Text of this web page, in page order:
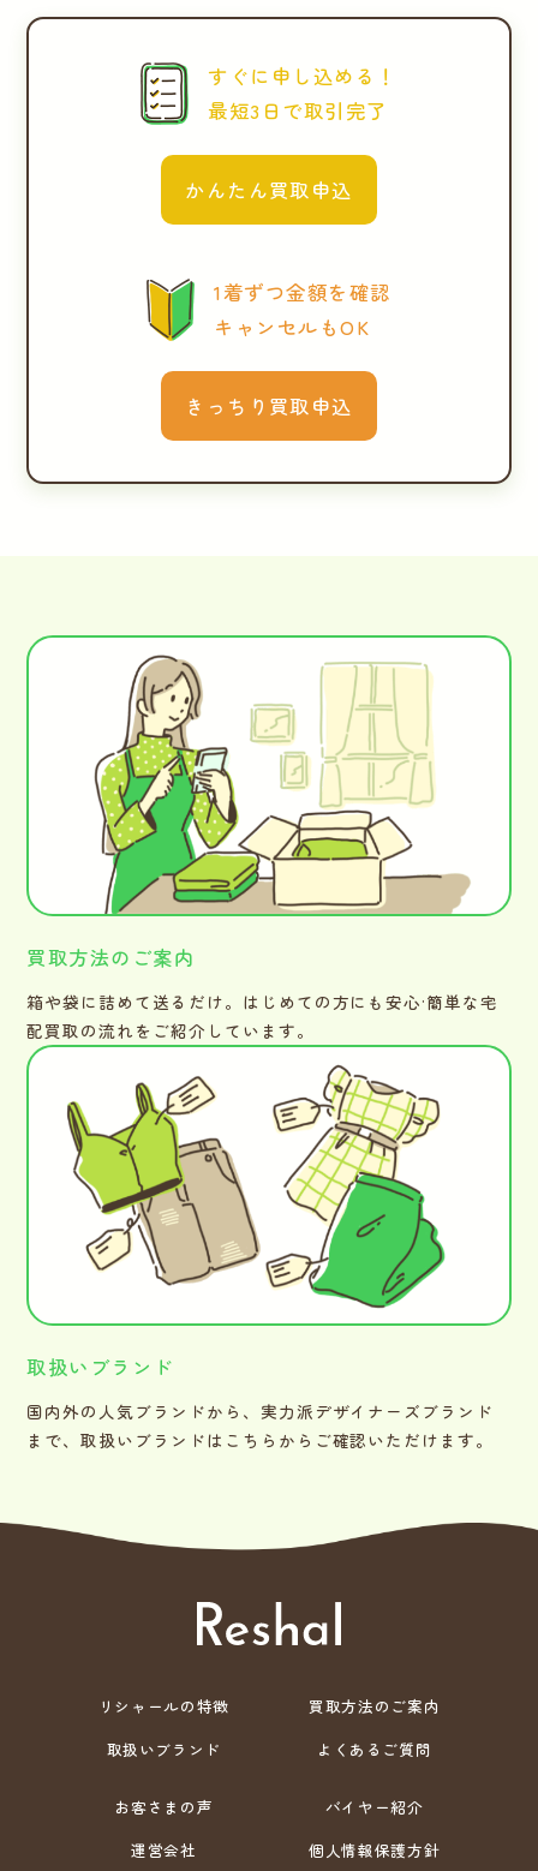
すぐに申し込める！
最短3日で取引完了
かんたん買取申込
1着ずつ金額を確認
キャンセルもOK
きっちり買取申込
買取方法のご案内
箱や袋に詰めて送るだけ。はじめての方にも安心·簡単な宅
配買取の流れをご紹介しています。
取扱いブランド
国内外の人気ブランドから、実力派デザイナーズブランド
まで、取扱いブランドはこちらからご確認いただけます。
リシャールの特徴
買取方法のご案内
取扱いブランド
よくあるご質問
お客さまの声
バイヤー紹介
運営会社
個人情報保護方針